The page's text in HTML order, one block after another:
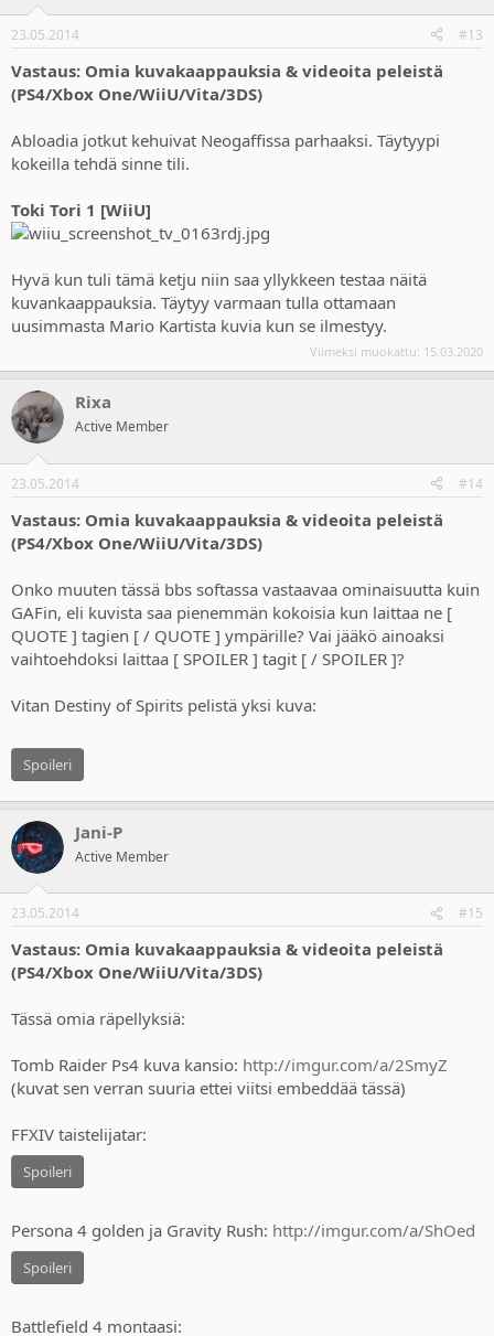
23.05.2014 #13
Vastaus: Omia kuvakaappauksia & videoita peleistä
(PS4/Xbox One/WiiU/Vita/3DS)
Abloadia jotkut kehuivat Neogaffissa parhaaksi. Täytyypi
kokeilla tehdä sinne tili.
Toki Tori 1 [WiiU]
Hyvä kun tuli tämä ketju niin saa yllykkeen testaa näitä
kuvankaappauksia. Täytyy varmaan tulla ottamaan
uusimmasta Mario Kartista kuvia kun se ilmestyy.
Viimeksi muokattu: 15.03.2020
Rixa
Active Member
23.05.2014 #14
Vastaus: Omia kuvakaappauksia & videoita peleistä
(PS4/Xbox One/WiiU/Vita/3DS)
Onko muuten tässä bbs softassa vastaavaa ominaisuutta kuin
GAFin, eli kuvista saa pienemmän kokoisia kun laittaa ne [
QUOTE ] tagien [ / QUOTE ] ympärille? Vai jääkö ainoaksi
vaihtoehdoksi laittaa [ SPOILER ] tagit [ / SPOILER ]?
Vitan Destiny of Spirits pelistä yksi kuva:
Spoileri
Jani-P
Active Member
23.05.2014 #15
Vastaus: Omia kuvakaappauksia & videoita peleistä
(PS4/Xbox One/WiiU/Vita/3DS)
Tässä omia räpellyksiä:
Tomb Raider Ps4 kuva kansio: http://imgur.com/a/2SmyZ
(kuvat sen verran suuria ettei viitsi embeddää tässä)
FFXIV taistelijatar:
Spoileri
Persona 4 golden ja Gravity Rush: http://imgur.com/a/ShOed
Spoileri
Battlefield 4 montaasi: